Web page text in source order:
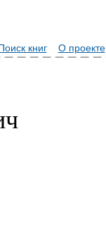
книг О проекте